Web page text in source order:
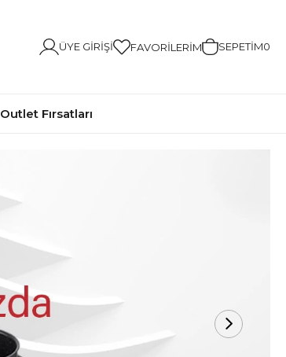
ÜYE GIRIŞI FAVORILERIM SEPETIM0
Outlet Fırsatları